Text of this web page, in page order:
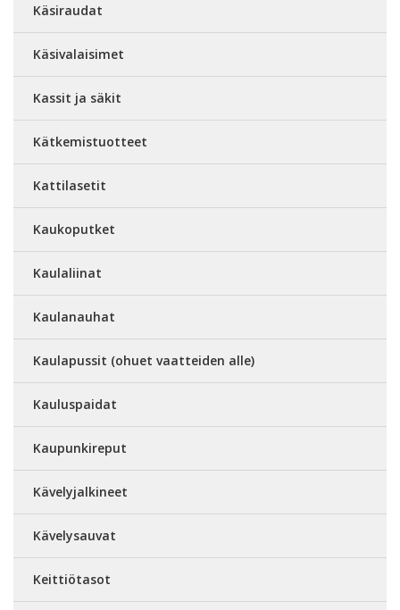
Käsiraudat
Käsivalaisimet
Kassit ja säkit
Kätkemistuotteet
Kattilasetit
Kaukoputket
Kaulaliinat
Kaulanauhat
Kaulapussit (ohuet vaatteiden alle)
Kauluspaidat
Kaupunkireput
Kävelyjalkineet
Kävelysauvat
Keittiötasot